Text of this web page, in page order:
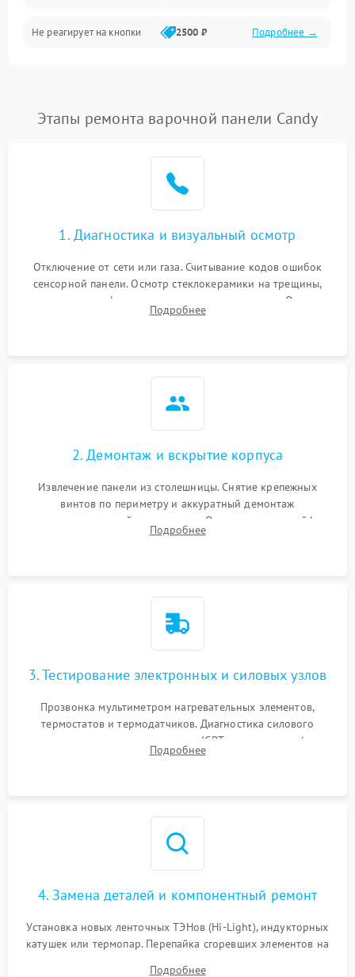
Не реагирует на кнопки 2500 ₽ Подробнее →
Этапы ремонта варочной панели Candy
1. Диагностика и визуальный осмотр
Отключение от сети или газа. Считывание кодов ошибок
сенсорной панели. Осмотр стеклокерамики на трещины,
проверка конфорок на равномерность нагрева. Опрос
клиента о симптомах (не включается, не видит посуду,
Подробнее
2. Демонтаж и вскрытие корпуса
Извлечение панели из столешницы. Снятие крепежных
винтов по периметру и аккуратный демонтаж
стеклокерамической поверхности. Отсоединение шлейфов
сенсорного блока для доступа к силовым платам, катушкам
Подробнее
3. Тестирование электронных и силовых узлов
Прозвонка мультиметром нагревательных элементов,
термостатов и термодатчиков. Диагностика силового
модуля, реле, диодных мостов и IGBT-транзисторов (для
индукции). Проверка кранов и газ-контроля (для газовых
Подробнее
4. Замена деталей и компонентный ремонт
Установка новых ленточных ТЭНов (Hi-Light), индукторных
катушек или термопар. Перепайка сгоревших элементов на
Подробнее